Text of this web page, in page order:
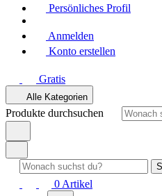
Persönliches Profil
Anmelden
Konto erstellen
Gratis
Alle Kategorien
Produkte durchsuchen
0 Artikel